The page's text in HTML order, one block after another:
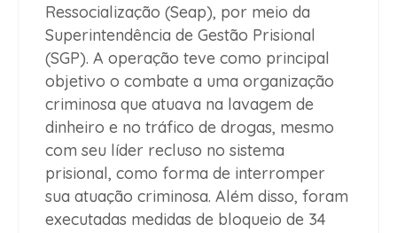
Ressocialização (Seap), por meio da
Superintendência de Gestão Prisional
(SGP). A operação teve como principal
objetivo o combate a uma organização
criminosa que atuava na lavagem de
dinheiro e no tráfico de drogas, mesmo
com seu líder recluso no sistema
prisional, como forma de interromper
sua atuação criminosa. Além disso, foram
executadas medidas de bloqueio de 34